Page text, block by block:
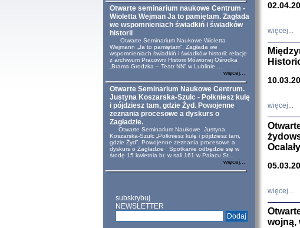
Otwarte seminarium naukowe Centrum -
Wioletta Wejman Ja to pamiętam. Zagłada
we wspomnieniach świadkiń i świadków
historii
Otwarte Seminarium Naukowe Wioletta
Wejmann „Ja to pamiętam”. Zagłada we
wspomnieniach świadkiń i świadków historii: relacje
z archiwum Pracowni Historii Mówionej Ośrodka
„Brama Grodzka – Teatr NN” w Lublinie ...
więcej...
Otwarte Seminarium Naukowe Centrum.
Justyna Koszarska-Szulc - Połkniesz kulę
i pójdziesz tam, gdzie Żyd. Powojenne
zeznania procesowe a dyskurs o
Zagładzie.
Otwarte Seminarium Naukowe Justyna
Koszarska-Szulc „Połkniesz kulę i pójdziesz tam,
gdzie Żyd”. Powojenne zeznania procesowe a
dyskurs o Zagładzie Spotkanie odbędzie się w
środę 15 kwietnia br. w sali 161 w Pałacu St...
więcej...
subskrybuj
NEWSLETTER
więcej...
więcej...
więcej...
wojną,